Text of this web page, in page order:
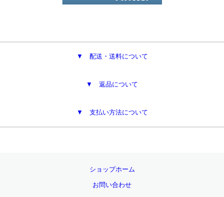
▼ 配送・送料について
▼ 返品について
▼ 支払い方法について
ショップホーム
お問い合わせ